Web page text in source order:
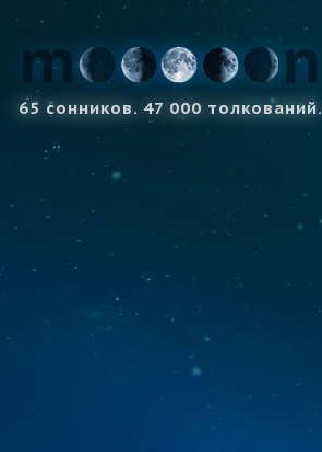
65 сонников. 47 000 толкований.